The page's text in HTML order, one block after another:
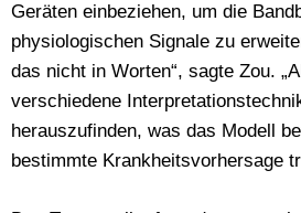
Geräten einbeziehen, um die
physiologischen Signale zu
das nicht in Worten“, sagte Zou.
verschiedene
herauszufinden, was das Modell
bestimmte Krankheitsvorhersage